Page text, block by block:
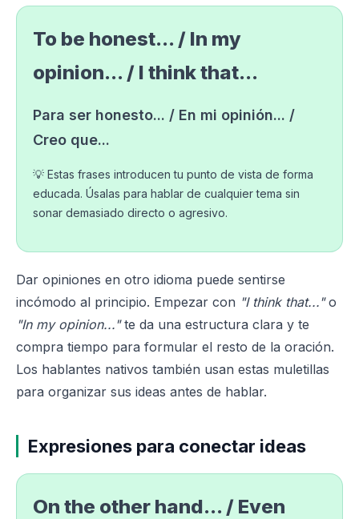
To be honest... / In my
opinion... / I think that...
Para ser honesto... / En mi opinión... /
Creo que...
💡 Estas frases introducen tu punto de vista de forma
educada. Úsalas para hablar de cualquier tema sin
sonar demasiado directo o agresivo.
Dar opiniones en otro idioma puede sentirse
incómodo al principio. Empezar con "I think that..."o
"In my opinion..."te da una estructura clara y te
compra tiempo para formular el resto de la oración.
Los hablantes nativos también usan estas muletillas
para organizar sus ideas antes de hablar.
Expresiones para conectar ideas
On the other hand... / Even